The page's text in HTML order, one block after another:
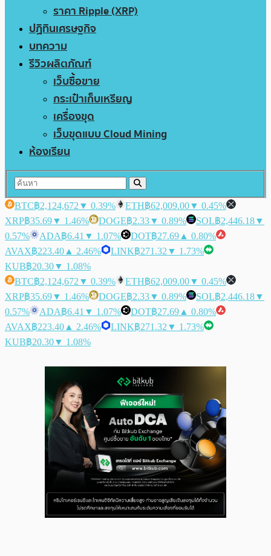
ราคา Ripple (XRP)
ปฏิทินเศรษฐกิจ
บทความ
รีวิวผลิตภัณฑ์
เว็บซื้อขาย
กระเป๋าเก็บเหรียญ
เครื่องขุด
เว็บขุดแบบ Cloud Mining
ห้องเรียน
BTC฿2,124,672 ▼ 0.39% ETH฿62,009.00▼ 0.45%
XRP฿35.69▼ 1.46% DOGE฿2.33▼ 0.89% SOL฿2,446.18▼
0.57%
ADA฿6.41 ▼ 1.07% DOT฿27.69 ▲ 0.80%
AVAX฿223.40 ▲ 2.46% LINK฿271.32 ▼ 1.73%
KUB฿20.30▼ 1.08%
BTC฿2,124,672 ▼ 0.39% ETH฿62,009.00▼ 0.45%
XRP฿35.69▼ 1.46% DOGE฿2.33▼ 0.89% SOL฿2,446.18▼
0.57%
ADA฿6.41 ▼ 1.07% DOT฿27.69 ▲ 0.80%
AVAX฿223.40 ▲ 2.46% LINK฿271.32 ▼ 1.73%
KUB฿20.30▼ 1.08%